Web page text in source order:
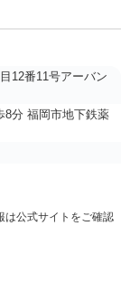
12番11号アーバン
8分 福岡市地下鉄薬
公式サイトをご確認